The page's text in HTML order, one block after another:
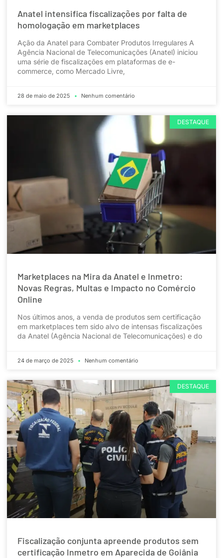
Anatel intensifica fiscalizações por falta de
homologação em marketplaces
Ação da Anatel para Combater Produtos Irregulares A
Agência Nacional de Telecomunicações (Anatel) iniciou
uma série de fiscalizações em plataformas de e-
commerce, como Mercado Livre,
28 de maio de 2025 Nenhum comentário
DESTAQUE
Marketplaces na Mira da Anatel e Inmetro:
Novas Regras, Multas e Impacto no Comércio
Online
Nos últimos anos, a venda de produtos sem certificação
em marketplaces tem sido alvo de intensas fiscalizações
da Anatel (Agência Nacional de Telecomunicações) e do
24 de março de 2025 Nenhum comentário
DESTAQUE
Fiscalização conjunta apreende produtos sem
certificação Inmetro em Aparecida de Goiânia